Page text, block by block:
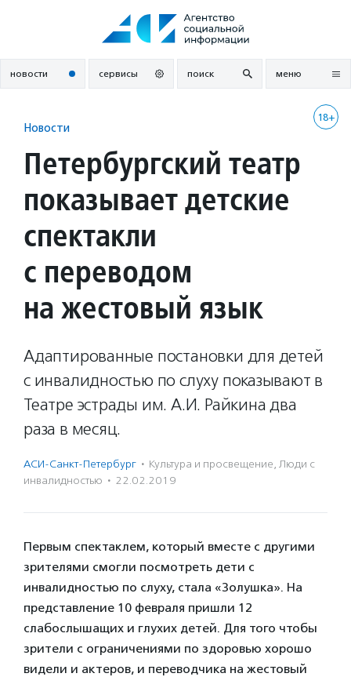
новости сервисы поиск меню
18+
Новости
Петербургский театр
показывает детские
спектакли
с переводом
на жестовый язык
Адаптированные постановки для детей
с инвалидностью по слуху показывают в
Театре эстрады им. А.И. Райкина два
раза в месяц.
АСИ-Санкт-Петербург · Культура и просвещение, Люди с
инвалидностью · 22.02.2019
Первым спектаклем, который вместе с другими
зрителями смогли посмотреть дети с
инвалидностью по слуху, стала «Золушка». На
представление 10 февраля пришли 12
слабослышащих и глухих детей. Для того чтобы
зрители с ограничениями по здоровью хорошо
видели и актеров, и переводчика на жестовый